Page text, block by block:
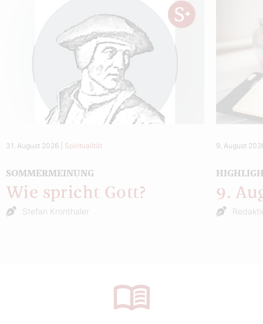
31. August 2026 Spiritualität
SOMMERMEINUNG
Wie spricht Gott?
Stefan Kronthaler
9. August
9.